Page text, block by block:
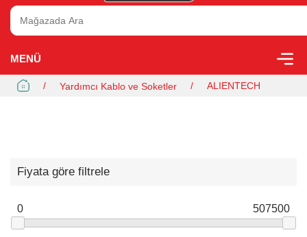
MENÜ
/ Yardımcı Kablo ve Soketler / ALIENTECH
Fiyata göre filtrele
0 507500